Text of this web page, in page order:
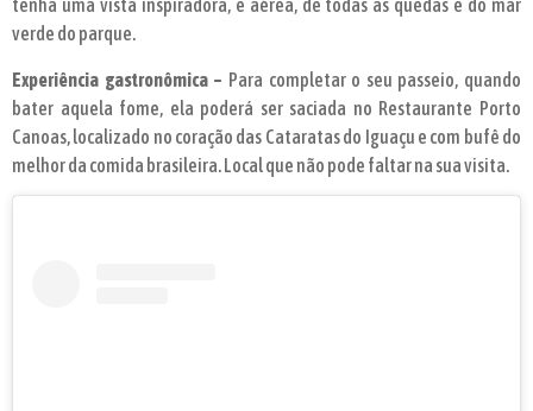
tenha uma vista inspiradora, e aérea, de todas as quedas e do mar
verde do parque.
Experiência gastronômica – Para completar o seu passeio, quando
bater aquela fome, ela poderá ser saciada no Restaurante Porto
Canoas, localizado no coração das Cataratas do Iguaçu e com bufê do
melhor da comida brasileira. Local que não pode faltar na sua visita.